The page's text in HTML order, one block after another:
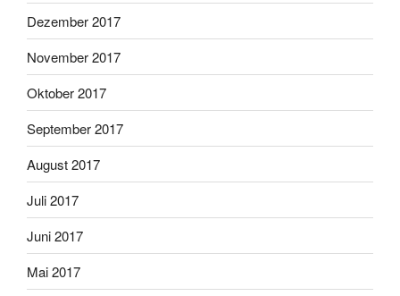
Dezember 2017
November 2017
Oktober 2017
September 2017
August 2017
Juli 2017
Juni 2017
Mai 2017